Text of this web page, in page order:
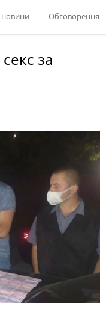
новини Обговорення
за